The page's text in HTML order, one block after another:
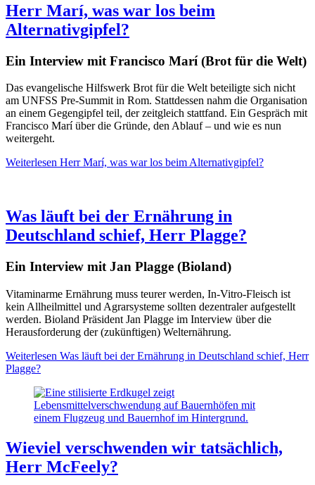
Herr Marí, was war los beim
Alternativgipfel?
Ein Interview mit Francisco Marí (Brot für die Welt)
Das evangelische Hilfswerk Brot für die Welt beteiligte sich nicht
am UNFSS Pre-Summit in Rom. Stattdessen nahm die Organisation
an einem Gegengipfel teil, der zeitgleich stattfand. Ein Gespräch mit
Francisco Marí über die Gründe, den Ablauf – und wie es nun
weitergeht.
Weiterlesen Herr Marí, was war los beim Alternativgipfel?
Was läuft bei der Ernährung in
Deutschland schief, Herr Plagge?
Ein Interview mit Jan Plagge (Bioland)
Vitaminarme Ernährung muss teurer werden, In-Vitro-Fleisch ist
kein Allheilmittel und Agrarsysteme sollten dezentraler aufgestellt
werden. Bioland Präsident Jan Plagge im Interview über die
Herausforderung der (zukünftigen) Welternährung.
Weiterlesen Was läuft bei der Ernährung in Deutschland schief, Herr
Plagge?
Wieviel verschwenden wir tatsächlich,
Herr McFeely?